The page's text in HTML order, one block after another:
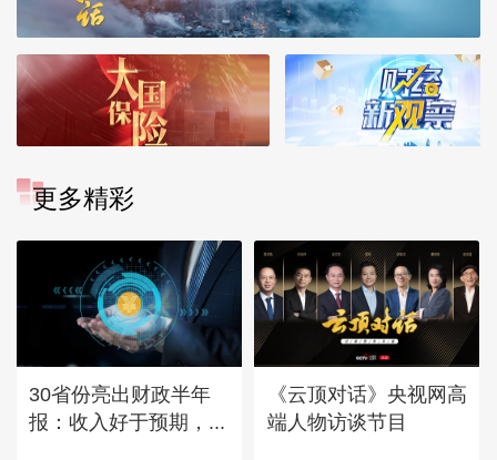
更多精彩
30省份亮出财政半年
报：收入好于预期，...
《云顶对话》央视网高
端人物访谈节目